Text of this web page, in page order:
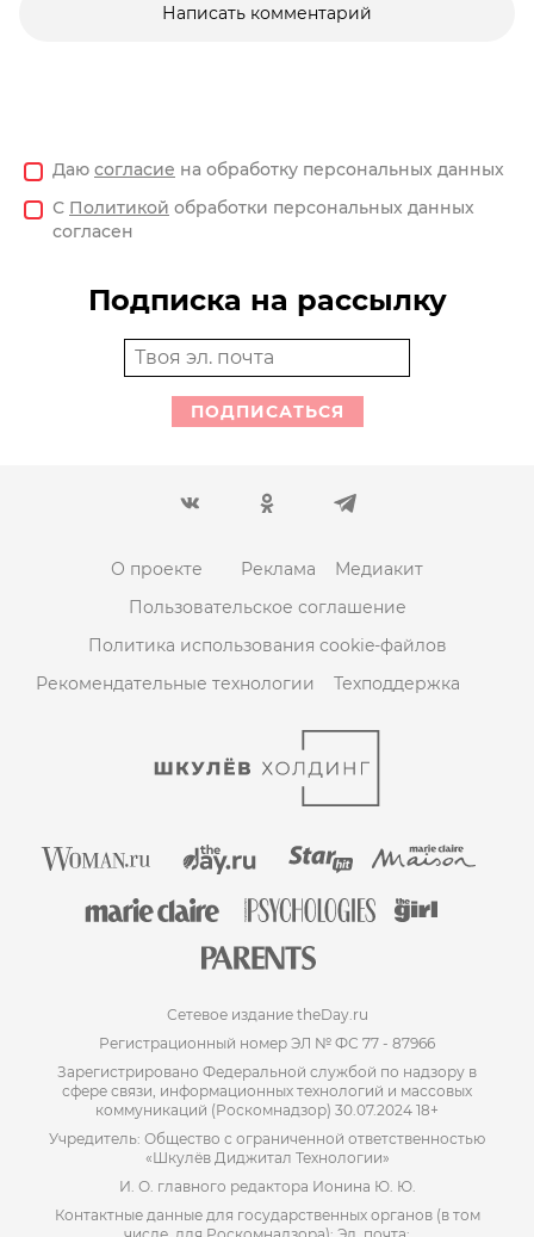
Написать комментарий
Даю согласие на обработку персональных данных
С Политикой обработки персональных данных
согласен
Подписка на рассылку
ПОДПИСАТЬСЯ
О проекте Реклама
Медиакит
Пользовательское соглашение
Политика использования cookie-файлов
Рекомендательные технологии
Техподдержка
Сетевое издание theDay.ru
Регистрационный номер ЭЛ № ФС 77 - 87966
Зарегистрировано Федеральной службой по надзору в
сфере связи, информационных технологий и массовых
коммуникаций (Роскомнадзор) 30.07.2024 18+
Учредитель: Общество с ограниченной ответственностью
«Шкулёв Диджитал Технологии»
И. О. главного редактора Ионина Ю. Ю.
Контактные данные для государственных органов (в том